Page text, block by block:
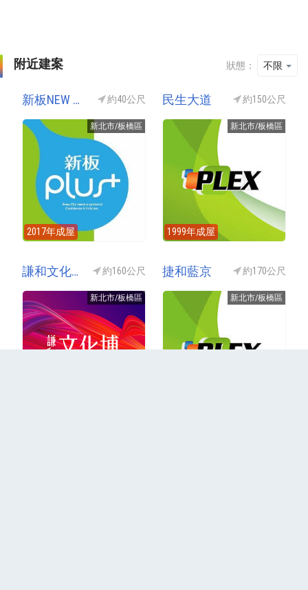
附近建案 狀態： 不限
新板NEW ONE(新板PLUS+) 約40公尺
新北市/板橋區
2017年成屋
民生大道 約150公尺
新北市/板橋區
1999年成屋
謙和文化博 約160公尺
新北市/板橋區
捷和藍京 約170公尺
新北市/板橋區